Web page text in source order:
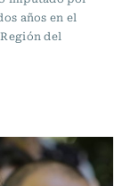
años en el
del